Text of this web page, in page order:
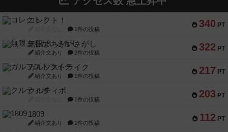
340 PT
コレクト！
1件の投稿
322 PT
無限まちがいさがし
紹介文あり 2件の投稿
217 PT
ガルフストライク
紹介文あり 1件の投稿
203 PT
クルティボ
1件の投稿
112 PT
1809
紹介文あり 1件の投稿